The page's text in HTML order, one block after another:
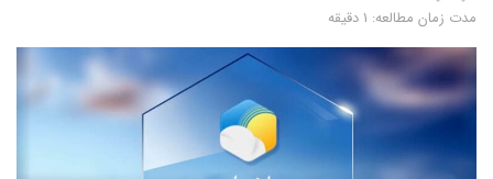
مدت زمان مطالعه: 1 دقیقه